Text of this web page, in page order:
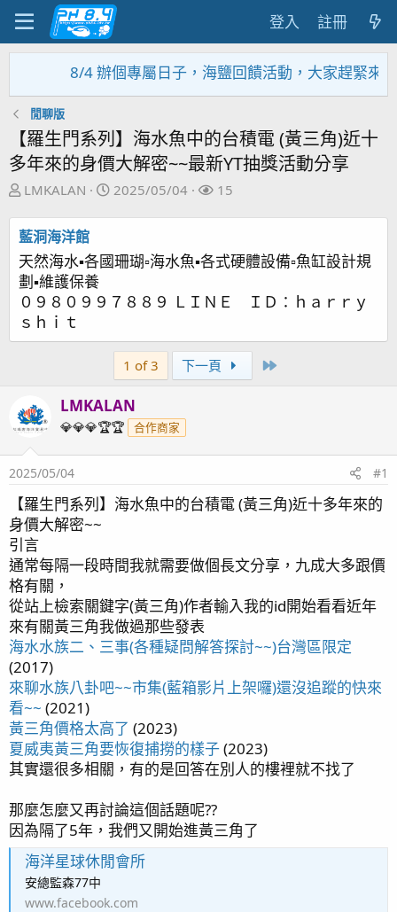
登入 註冊
8/4 辦個專屬日子，海鹽回饋活動，大家趕緊來參加
閒聊版
【羅生門系列】海水魚中的台積電 (黃三角)近十
多年來的身價大解密~~最新YT抽獎活動分享
主
發
起
人
LMKALAN
開
2025/05/04
關
15
藍洞海洋館
天然海水▪各國珊瑚▫海水魚▪各式硬體設備▫魚缸設計規
劃▪維護保養
０９８０９９７８８９ ＬＩＮＥ ＩＤ：ｈａｒｒｙ
ｓｈｉｔ
1 of 3 下一頁
LMKALAN
💎💎💎🏆🏆 合作商家
2025/05/04 #1
【羅生門系列】海水魚中的台積電 (黃三角)近十多年來的
身價大解密~~
引言
通常每隔一段時間我就需要做個長文分享，九成大多跟價
格有關，
從站上檢索關鍵字(黃三角)作者輸入我的id開始看看近年
來有關黃三角我做過那些發表
海水水族二、三事(各種疑問解答探討~~)台灣區限定
(2017)
來聊水族八卦吧~~市集(藍箱影片上架囉)還沒追蹤的快來
看~~ (2021)
黃三角價格太高了 (2023)
夏威夷黃三角要恢復捕撈的樣子(2023)
其實還很多相關，有的是回答在別人的樓裡就不找了
那麼怎麼又再討論這個話題呢??
因為隔了5年，我們又開始進黃三角了
海洋星球休閒會所
安總監森77中
www.facebook.com